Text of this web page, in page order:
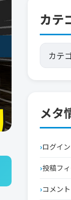
カテ
メタ
ログイン
投稿フ
コメン